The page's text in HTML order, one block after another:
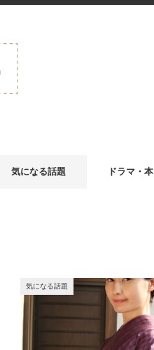
気になる話題 ドラマ・本
気になる話題